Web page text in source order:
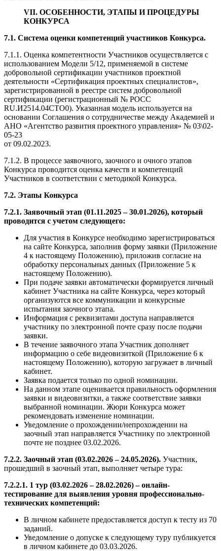
VII. ОСОБЕННОСТИ, ЭТАПЫ И ПРОЦЕДУРЫ
КОНКУРСА
7.1. Система оценки компетенций участников Конкурса.
7.1.1. Оценка компетентности Участников осуществляется с
использованием Модели 5/12, применяемой в системе
добровольной сертификации участников проектной
деятельности «Сертификация проектных специалистов»,
зарегистрированной в реестре систем добровольной
сертификации (регистрационный № РОСС
RU.И2514.04СТО0). Указанная модель используется на
основании Соглашения о сотрудничестве между Академией и
АНО «Агентство развития проектного управления» № 03\02-
05-23
от 09.02.2023.
7.1.2. В процессе заявочного, заочного и очного этапов
Конкурса проводится оценка качеств и компетенций
Участников в соответствии с методикой Конкурса.
7.2. Этапы Конкурса
7.2.1. Заявочный этап (01.11.2025 – 30.01.2026), который
проводится с учетом следующего:
Для участия в Конкурсе необходимо зарегистрироваться
на сайте Конкурса, заполнив форму заявки (Приложение
4 к настоящему Положению), приложив согласие на
обработку персональных данных (Приложение 5 к
настоящему Положению).
При подаче заявки автоматически формируется личный
кабинет Участника на сайте Конкурса, через который
организуются все коммуникации и конкурсные
испытания заочного этапа.
Информация с реквизитами доступа направляется
участнику по электронной почте сразу после подачи
заявки.
В течение заявочного этапа Участник дополняет
информацию о себе видеовизиткой (Приложение 6 к
настоящему Положению), которую загружает в личный
кабинет.
Заявка подается только по одной номинации.
На данном этапе оценивается правильность оформления
заявки и видеовизитки, а также соответствие заявки
выбранной номинации. Жюри Конкурса может
рекомендовать изменение номинации.
Уведомление о прохождении/непрохождении на
заочный этап направляется Участнику по электронной
почте не позднее 03.02.2026.
7.2.2. Заочный этап (03.02.2026 – 24.05.2026). Участник,
прошедший в заочный этап, выполняет четыре тура:
7.2.2.1. 1 тур (03.02.2026 – 28.02.2026) – онлайн-
тестирование для выявления уровня профессионально-
технических компетенций:
В личном кабинете предоставляется доступ к тесту из 70
заданий.
Уведомление о допуске к следующему туру публикуется
в личном кабинете до 03.03.2026.